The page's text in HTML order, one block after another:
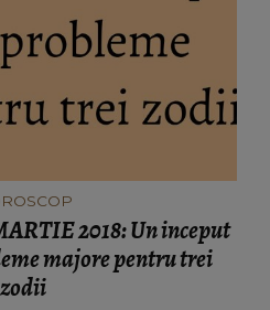
2018: Un inceput
majore pentru trei
zodii